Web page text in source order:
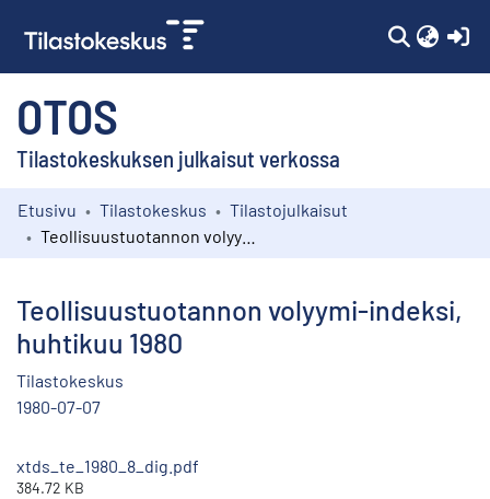
OTOS
Tilastokeskuksen julkaisut verkossa
Kokoelmat
Etusivu Tilastokeskus
Tilastojulkaisut
Teollisuustuotannon volyymi-indeksi,
huhtikuu 1980
Tilastokeskus
1980-07-07
xtds_te_1980_8_dig.pdf
384.72 KB